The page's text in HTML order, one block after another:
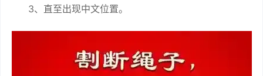
3、直至出现中文位置。